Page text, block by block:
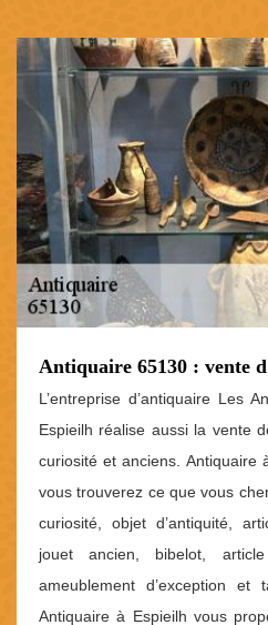
Antiquaire 65130 : vente
L’entreprise d’antiquaire Les
Espieilh réalise aussi la vente
curiosité et anciens. Antiquaire
vous trouverez ce que vous
curiosité, objet d’antiquité,
jouet ancien, bibelot,
ameublement d’exception et
Antiquaire à Espieilh vous